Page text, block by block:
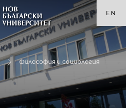
EN
Философия и социология